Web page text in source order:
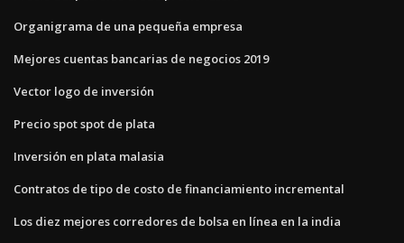
Organigrama de una pequeña empresa
Mejores cuentas bancarias de negocios 2019
Vector logo de inversión
Precio spot spot de plata
Inversión en plata malasia
Contratos de tipo de costo de financiamiento incremental
Los diez mejores corredores de bolsa en línea en la india